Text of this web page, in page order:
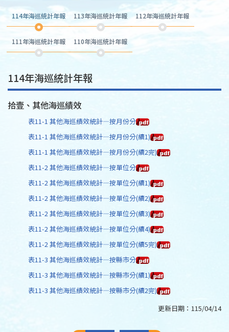
114年海巡統計年報 113年海巡統計年報 112年海巡統計年報
111年海巡統計年報 110年海巡統計年報
114年海巡統計年報
拾壹、其他海巡績效
表11-1 其他海巡績效統計—按月份分
表11-1 其他海巡績效統計—按月份分(續1)
表11-1 其他海巡績效統計—按月份分(續2完)
表11-2 其他海巡績效統計—按單位分
表11-2 其他海巡績效統計—按單位分(續1)
表11-2 其他海巡績效統計—按單位分(續2)
表11-2 其他海巡績效統計—按單位分(續3)
表11-2 其他海巡績效統計—按單位分(續4)
表11-2 其他海巡績效統計—按單位分(續5完)
表11-3 其他海巡績效統計—按縣市分
表11-3 其他海巡績效統計—按縣市分(續1)
表11-3 其他海巡績效統計—按縣市分(續2完)
更新日期： 115/04/14